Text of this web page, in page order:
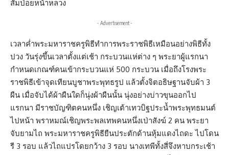
สัมป่อยหน้าหลวง
- Advertisement -
เวลาค่ำพระมหาราชครูพิธีทำการพระราชพิธีเหมือนอย่างพิธีทั้ง
ปวง วันรุ่งขึ้นเวลาตั้งแต่เช้า กระบวนแห่ต่าง ๆ พระยาผู้แรกนา
กำหนดเกณฑ์คนเข้ากระบวนแห่ 500 กระบวน เมื่อถึงโรงพระ
ราชพิธีเข้าจุดเทียนบูชาพระพุทธรูป แล้วตั้งจิตอธิษฐานจับผ้า 3
ผืน เมื่อจับได้ผ้าผืนใดก็นุ่งผ้าผืนนั้น นุ่งอย่างบ่าวขุนออกไป
แรกนา มีราชบัญฑิตคนหนึ่ง เชิญเต้าเทวบิฐประน้ำพระพุทธมนต์
ไปหน้า พราหมณ์เชิญพระพลเทพคนหนึ่งเป่าสังฆ์ 2 คน พระยา
จับยามไถ พระมหาราชครูพิธียืนประตักด้านหุ้มแดงไถดะ ไปโดน
รี 3 รอบ แล้วไถแปรโดยกว้าง 3 รอบ นางเทพีทั้งสี่จึงหาบกระเช้า